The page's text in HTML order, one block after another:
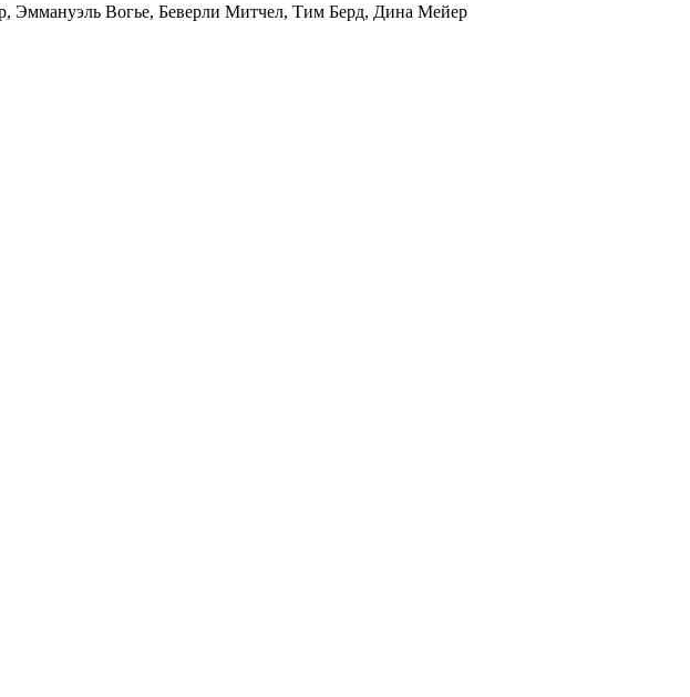
Вогье, Беверли Митчел, Тим Берд, Дина Мейер